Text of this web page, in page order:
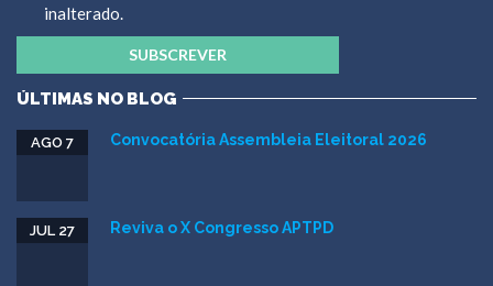
inalterado.
ÚLTIMAS NO BLOG
Convocatória Assembleia Eleitoral 2026
AGO 7
Reviva o X Congresso APTPD
JUL 27